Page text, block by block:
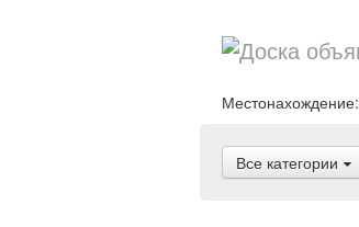
Местонахождение:
Все категории